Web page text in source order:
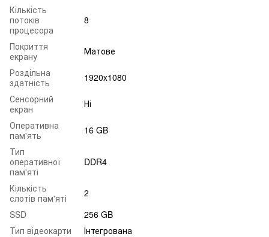
Кількість
потоків
процесора
8
Покриття
екрану
Матове
Роздільна
здатність
1920x1080
Сенсорний
екран
Ні
Оперативна
пам'ять
16 GB
Тип
оперативної
пам'яті
DDR4
Кількість
слотів пам'яті
2
SSD
256 GB
Тип відеокарти
Інтегрована